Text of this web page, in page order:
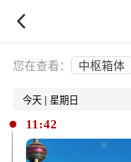
您在查看： 中枢箱体
今天 | 星期日
11:42